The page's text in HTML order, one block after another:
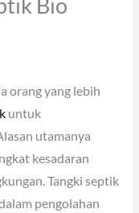
Bio
orang yang lebih
untuk
utamanya
kesadaran
Tangki septik
pengolahan